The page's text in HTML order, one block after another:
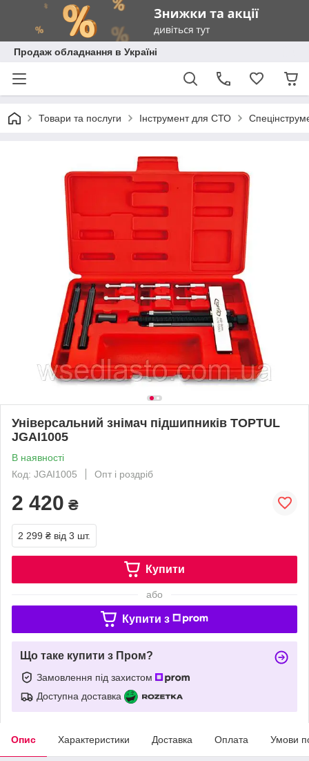
Продаж обладнання в Україні
Товари та послуги Інструмент для СТО
Універсальний знімач підшипників TOPTUL
JGAI1005
В наявності
Код: JGAI1005
Опт і роздріб
2 420 ₴
2 299 ₴ від 3 шт.
Купити
або
Купити з
Що таке купити з Пром?
Замовлення під захистом
Доступна доставка
Опис Характеристики Доставка Оплата Умови